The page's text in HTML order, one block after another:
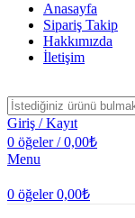
Anasayfa
Sipariş Takip
Hakkımızda
İletişim
Giriş / Kayıt
0 öğeler / 0,00₺
Menu
0 öğeler 0,00₺